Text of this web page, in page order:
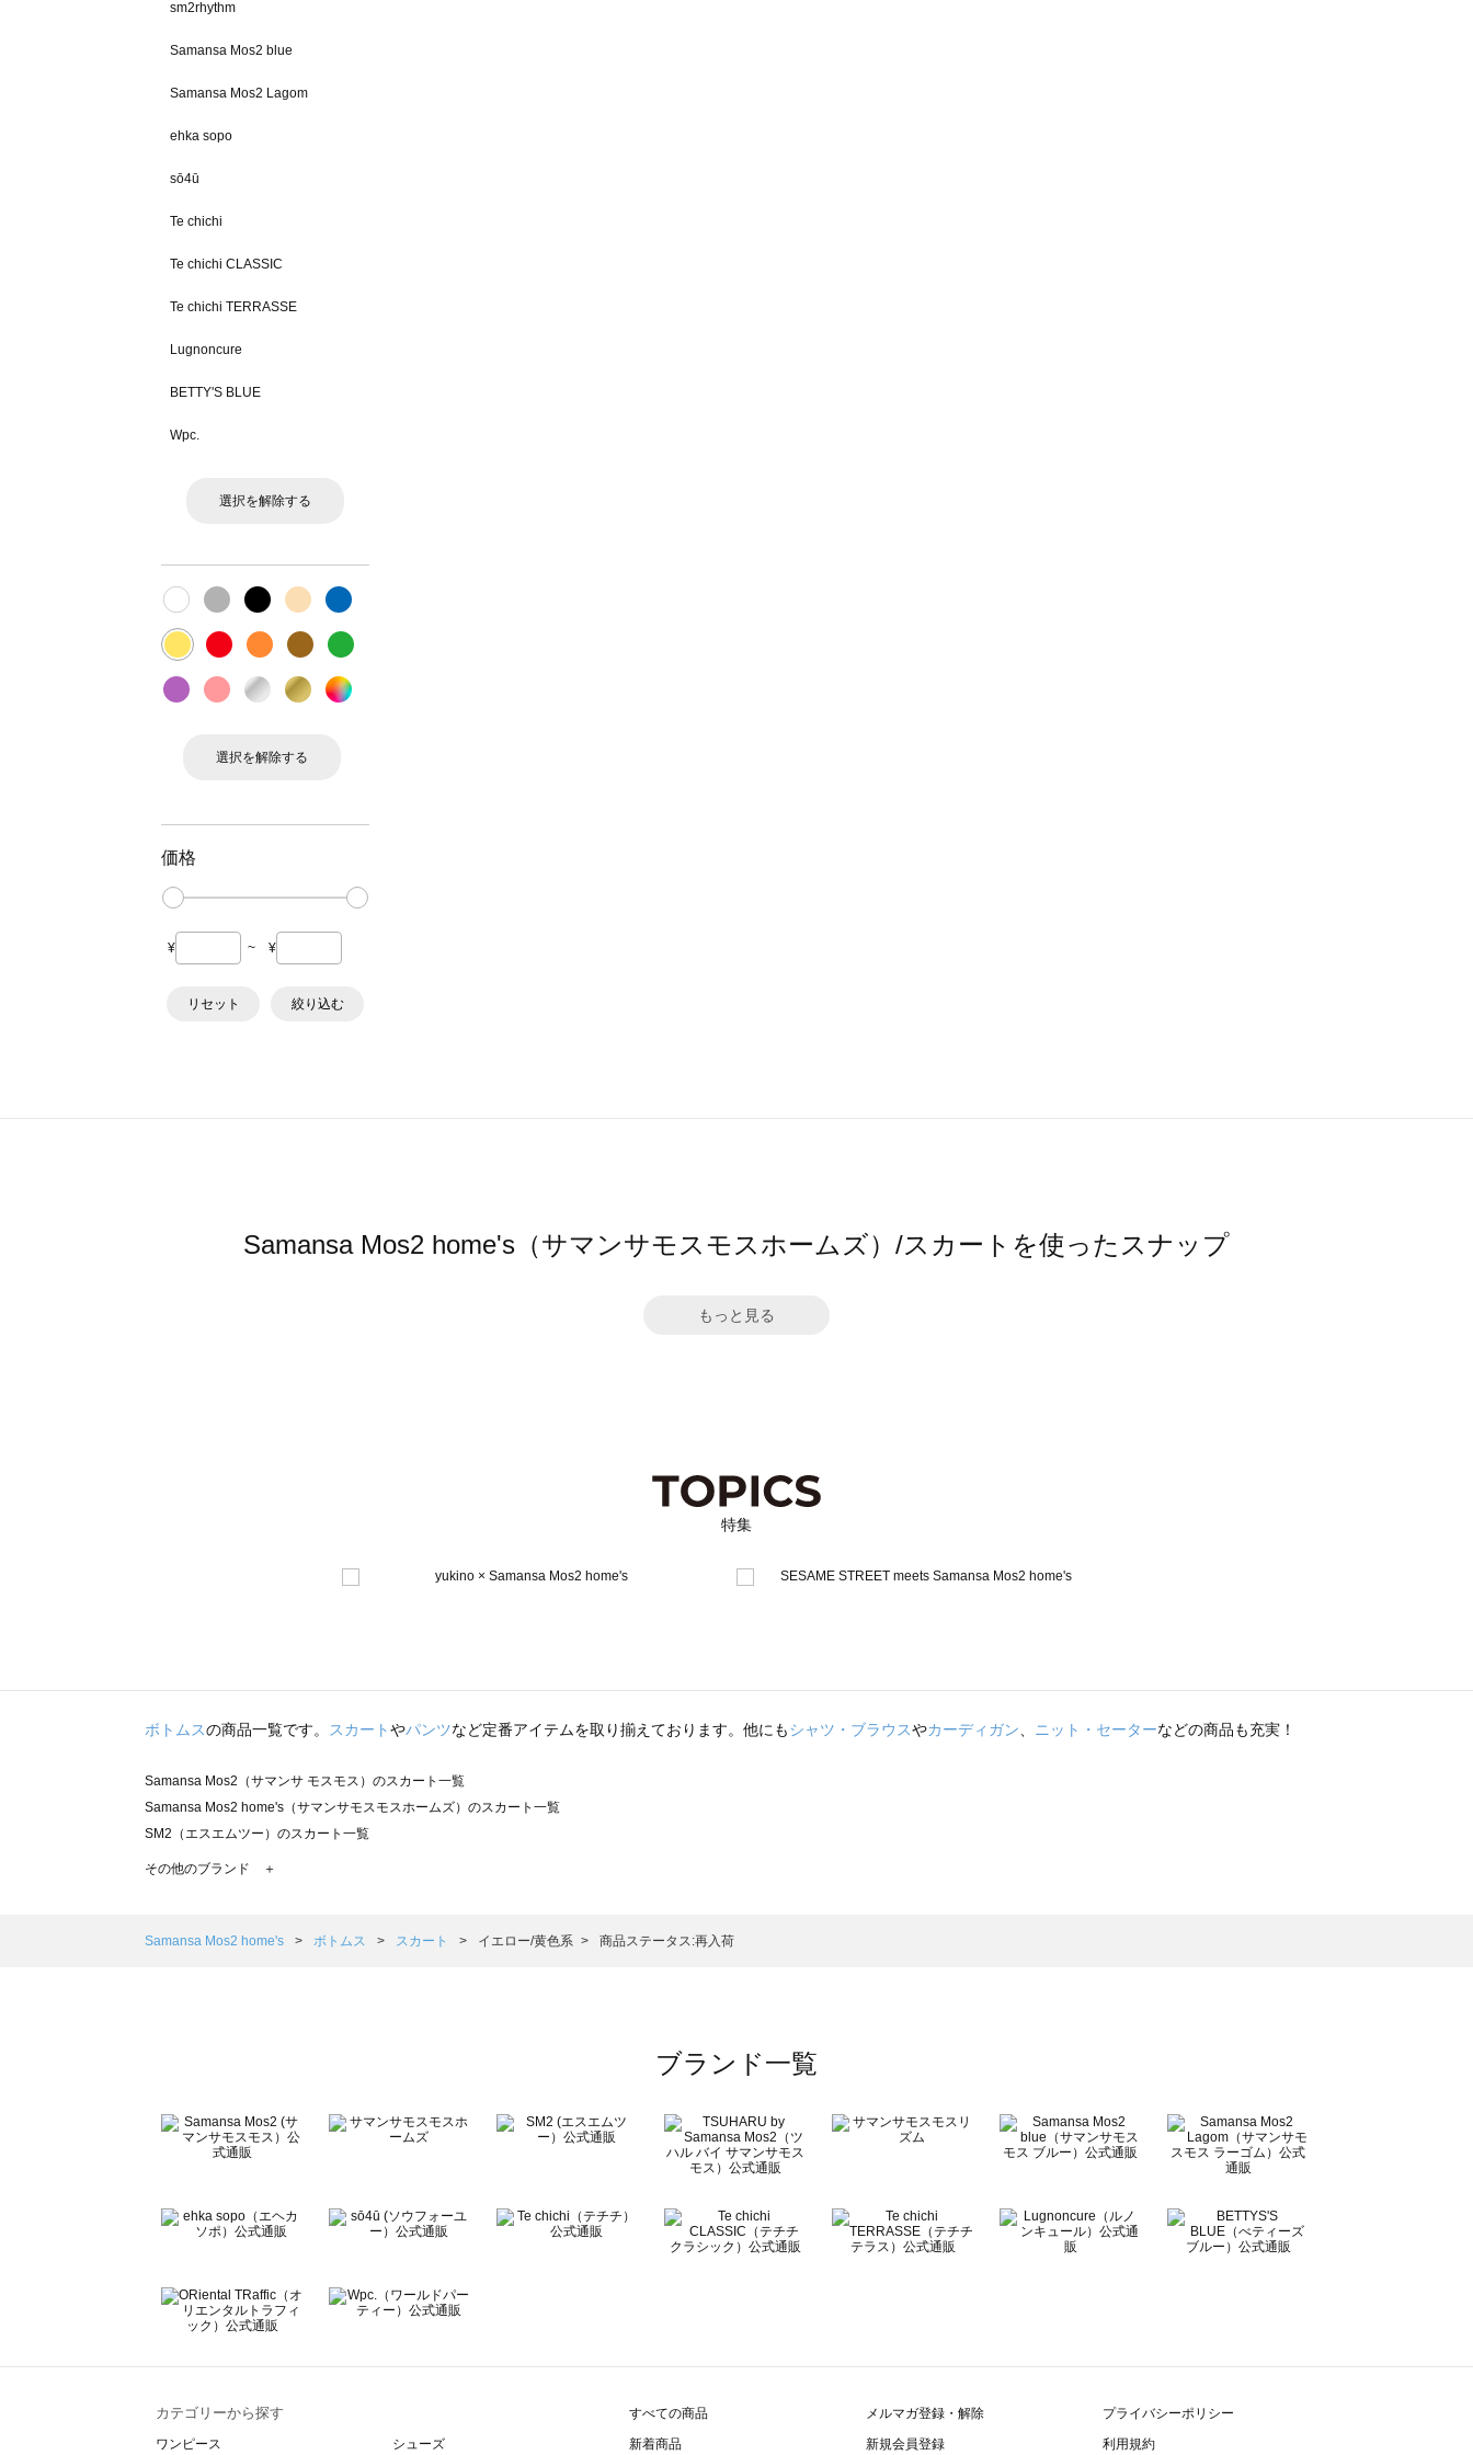
sm2rhythm
Samansa Mos2 blue
Samansa Mos2 Lagom
ehka sopo
sō4ū
Te chichi
Te chichi CLASSIC
Te chichi TERRASSE
Lugnoncure
BETTY'S BLUE
Wpc.
選択を解除する
選択を解除する
価格
¥ ~ ¥
リセット 絞り込む
Samansa Mos2 home's（サマンサモスモスホームズ）/スカートを使ったスナップ
もっと見る
特集
ボトムスの商品一覧です。 スカートやパンツなど定番アイテムを取り揃えております。他にもシャツ・ブラウスやカーディガン ニット・セーターなどの商品も充実！
Samansa Mos2（サマンサ モスモス）のスカート一覧
Samansa Mos2 home's（サマンサモスモスホームズ）のスカート一覧
SM2（エスエムツー）のスカート一覧
TSUHARU by Samansa Mos2（ツハルバイサマンサモスモス）のスカート一覧
Samansa Mos2 Lagom（サマンサモスモス ラーゴム）のスカート一覧
BETTY'S BLUE（べティーズブルー）のスカート一覧
Wpc.（ワールドパーティー）のスカート一覧
その他のブランド ＋
Samansa Mos2 home's ボトムス スカート イエロー/黄色系 商品ステータス:再入荷
ブランド一覧
カテゴリーから探す
ワンピース シューズ
すべての商品
新着商品
メルマガ登録・解除
新規会員登録
プライバシーポリシー
利用規約